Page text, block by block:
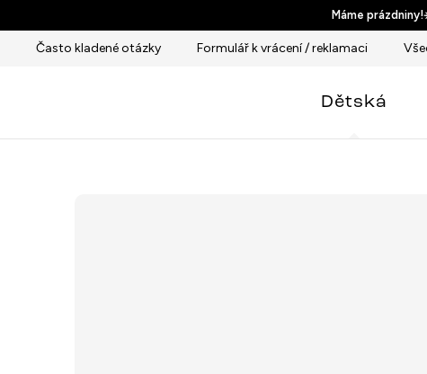
na
obsah
Máme
Často kladené otázky Formulář k vrácení / reklamaci
Dětská